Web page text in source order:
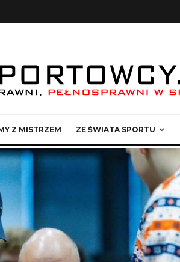
Z MISTRZEM ZE ŚWIATA SPORTU